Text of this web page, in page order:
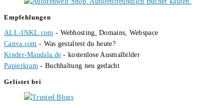
Empfehlungen
ALL-INKL.com - Webhosting, Domains, Webspace
Canva.com - Was gestaltest du heute?
Kinder-Mandala.de - kostenlose Ausmalbilder
Papierkram - Buchhaltung neu gedacht
Gelistet bei